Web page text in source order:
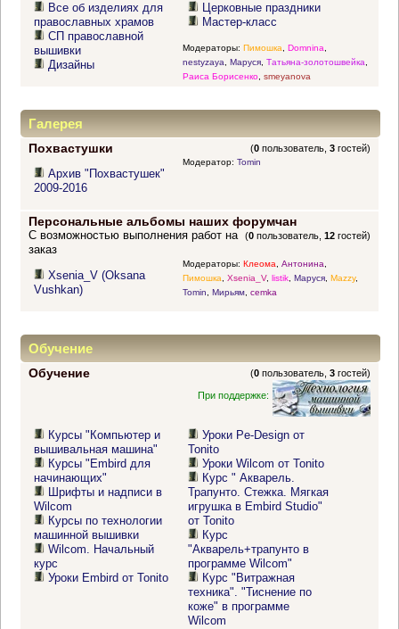
Все об изделиях для
православных храмов
СП православной
вышивки
Дизайны
Церковные праздники
Мастер-класс
Модераторы: Пимошка Domnina
nestyzaya
Маруся, Татьяна-золотошвейка
Раиса Борисенко, smeyanova
Галерея
Похвастушки (0 пользователь,3 гостей)
Архив "Похвастушек"
2009-2016
Модератор: Tomin
Персональные альбомы наших форумчан
(0 пользователь,12 гостей)
С возможностью выполнения работ на
заказ
Xsenia_V (Oksana
Vushkan)
Модераторы: Клеома, Антонина,
Пимошка, Xsenia_V, listik, Маруся, Mazzy,
Tomin, Мирьям, cemka
Обучение
Обучение (0 пользователь,3 гостей)
При поддержке:
Курсы "Компьютер и
вышивальная машина"
Курсы "Embird для
начинающих"
Шрифты и надписи в
Wilcom
Курсы по технологии
машинной вышивки
Wilcom. Начальный
курс
Уроки Embird от Tonito
Уроки Pe-Design от
Tonito
Уроки Wilcom от Tonito
Курс " Акварель.
Трапунто. Стежка. Мягкая
игрушка в Embird Studio"
от Tonito
Курс
"Акварель+трапунто в
программе Wilcom"
Курс "Витражная
техника". "Тиснение по
коже" в программе
Wilcom